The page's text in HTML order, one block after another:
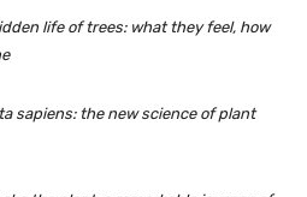
life of trees: what they feel, how
the new science of plant